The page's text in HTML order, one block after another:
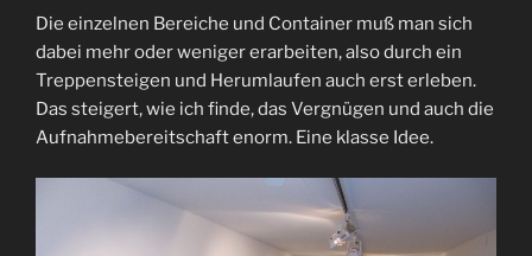
Die einzelnen Bereiche und Container muß man sich
dabei mehr oder weniger erarbeiten, also durch ein
Treppensteigen und Herumlaufen auch erst erleben.
Das steigert, wie ich finde, das Vergnügen und auch die
Aufnahmebereitschaft enorm. Eine klasse Idee.